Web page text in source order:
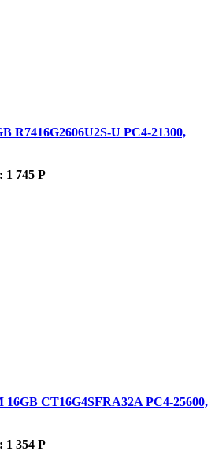
R7416G2606U2S-U PC4-21300,
1 745 Р
CT16G4SFRA32A PC4-25600,
1 354 Р